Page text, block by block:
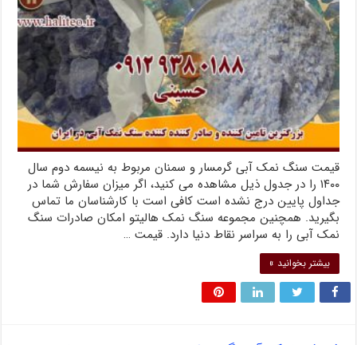
قیمت سنگ نمک آبی گرمسار و سمنان مربوط به نیسمه دوم سال
۱۴۰۰ را در جدول ذیل مشاهده می کنید، اگر میزان سفارش شما در
جداول پایین درج نشده است کافی است با کارشناسان ما تماس
بگیرید. همچنین مجموعه سنگ نمک هالیتو امکان صادرات سنگ
نمک آبی را به سراسر نقاط دنیا دارد. قیمت …
بیشتر بخوانید »